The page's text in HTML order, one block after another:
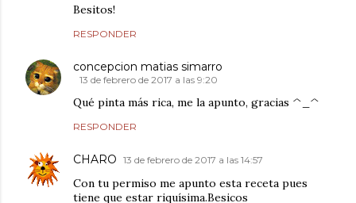
Besitos!
RESPONDER
concepcion matias simarro
13 de febrero de 2017 a las 9:20
Qué pinta más rica, me la apunto, gracias ^_^
RESPONDER
CHARO 13 de febrero de 2017 a las 14:57
Con tu permiso me apunto esta receta pues
tiene que estar riquísima.Besicos